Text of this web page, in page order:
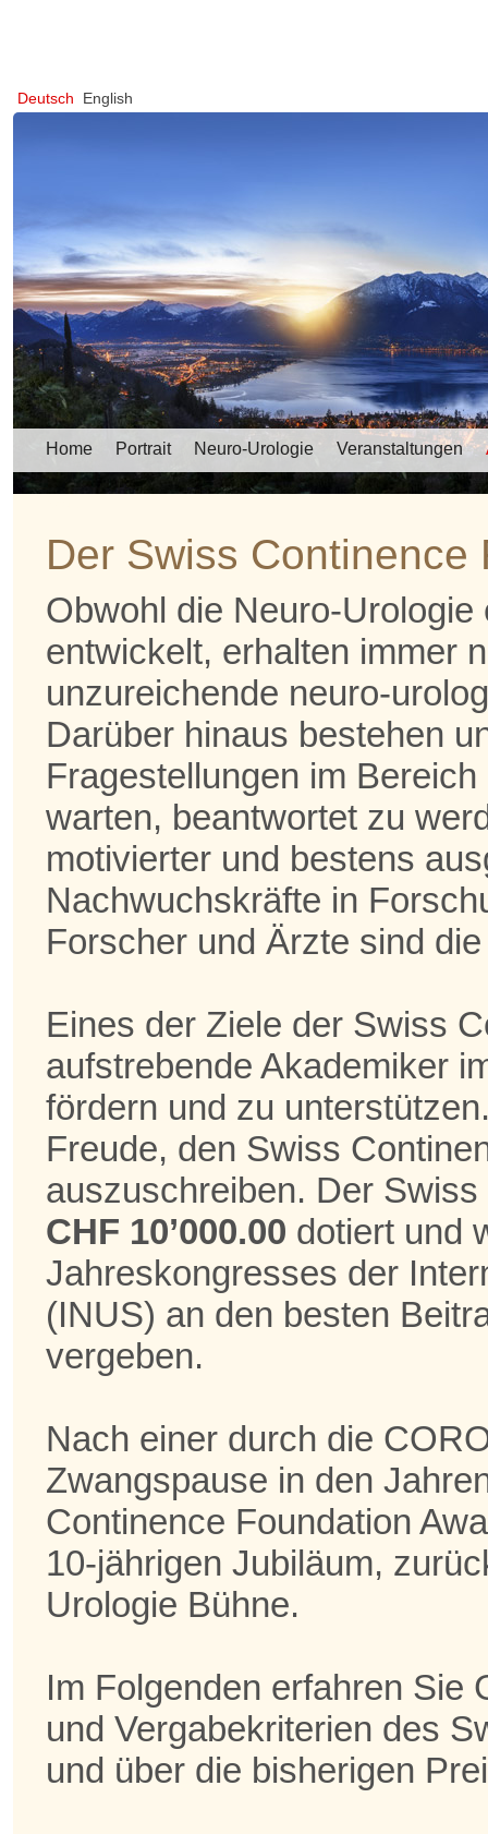
Deutsch English
Home Portrait Neuro-Urologie Veranstaltungen
Der Swiss Continence
Obwohl die Neuro-
entwickelt, erhalten immer
unzureichende neuro-
Darüber hinaus bestehen
Fragestellungen im
warten, beantwortet zu
motivierter und bestens
Nachwuchskräfte in
Forscher und Ärzte sind
Eines der Ziele der Swiss
aufstrebende Akademiker
fördern und zu
Freude, den Swiss
auszuschreiben. Der
CHF 10’000.00 dotiert und
Jahreskongresses der
(INUS) an den besten
vergeben.
Nach einer durch die
Zwangspause in den
Continence Foundation
10-jährigen Jubiläum,
Urologie Bühne.
Im Folgenden erfahren Sie
und Vergabekriterien des
und über die bisherigen